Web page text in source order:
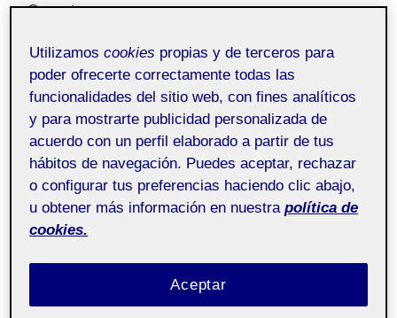
Cugat
Antropologia del
disseny aula 2
Pública
Utilizamoscookies propias y de terceros para
poder ofrecerte correctamente todas las
funcionalidades del sitio web, con fines analíticos
y para mostrarte publicidad personalizada de
acuerdo con un perfil elaborado a partir de tus
hábitos de navegación. Puedes aceptar, rechazar
o configurar tus preferencias haciendo clic abajo,
u obtener más información en nuestra política de
cookies.
Aceptar